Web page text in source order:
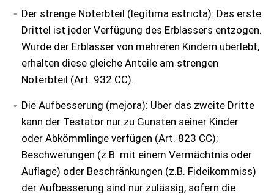
Der strenge Noterbteil (legítima estricta): Das erste
Drittel ist jeder Verfügung des Erblassers entzogen.
Wurde der Erblasser von mehreren Kindern überlebt,
erhalten diese gleiche Anteile am strengen
Noterbteil (Art. 932 CC).
Die Aufbesserung (mejora): Über das zweite Dritte
kann der Testator nur zu Gunsten seiner Kinder
oder Abkömmlinge verfügen (Art. 823 CC);
Beschwerungen (z.B. mit einem Vermächtnis oder
Auflage) oder Beschränkungen (z.B. Fideikommiss)
der Aufbesserung sind nur zulässig, sofern die